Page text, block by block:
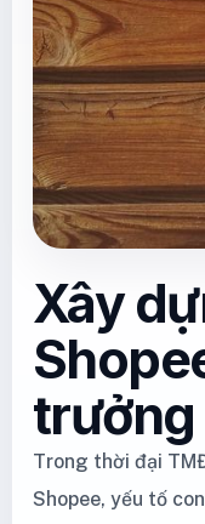
Xây
Trong thời đại
Shopee, yếu tố